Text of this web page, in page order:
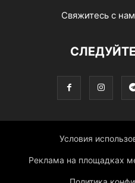
Свяжитесь с
Условия
Реклама на площадках